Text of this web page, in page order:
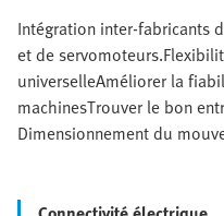
Intégration inter-fabricants
et de
universelleAméliorer la
machinesTrouver le bon
Dimensionnement du